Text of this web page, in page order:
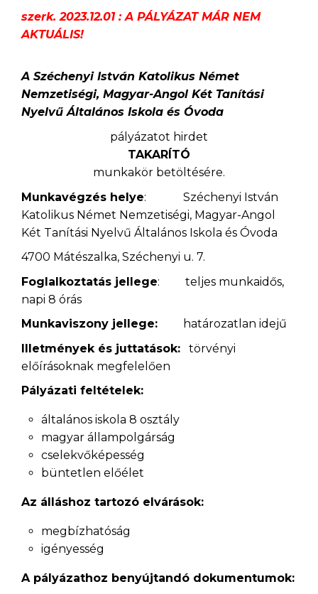
szerk. 2023.12.01 : A PÁLYÁZAT MÁR NEM
AKTUÁLIS!
A Széchenyi István Katolikus Német
Nemzetiségi, Magyar-Angol Két Tanítási
Nyelvű Általános Iskola és Óvoda
pályázatot hirdet
TAKARÍTÓ
munkakör betöltésére.
Munkavégzés helye: Széchenyi István
Katolikus Német Nemzetiségi, Magyar-Angol
Két Tanítási Nyelvű Általános Iskola és Óvoda
4700 Mátészalka, Széchenyi u. 7.
Foglalkoztatás jellege: teljes munkaidős,
napi 8 órás
Munkaviszony jellege: határozatlan idejű
Illetmények és juttatások: törvényi
előírásoknak megfelelően
Pályázati feltételek:
általános iskola 8 osztály
magyar állampolgárság
cselekvőképesség
büntetlen előélet
Az álláshoz tartozó elvárások:
megbízhatóság
igényesség
A pályázathoz benyújtandó dokumentumok: